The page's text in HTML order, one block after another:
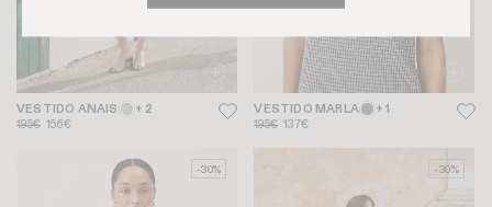
VESTIDO ANAIS + 2
195€ 156€
VESTIDO MARLA + 1
195€ 137€
-30% -30%